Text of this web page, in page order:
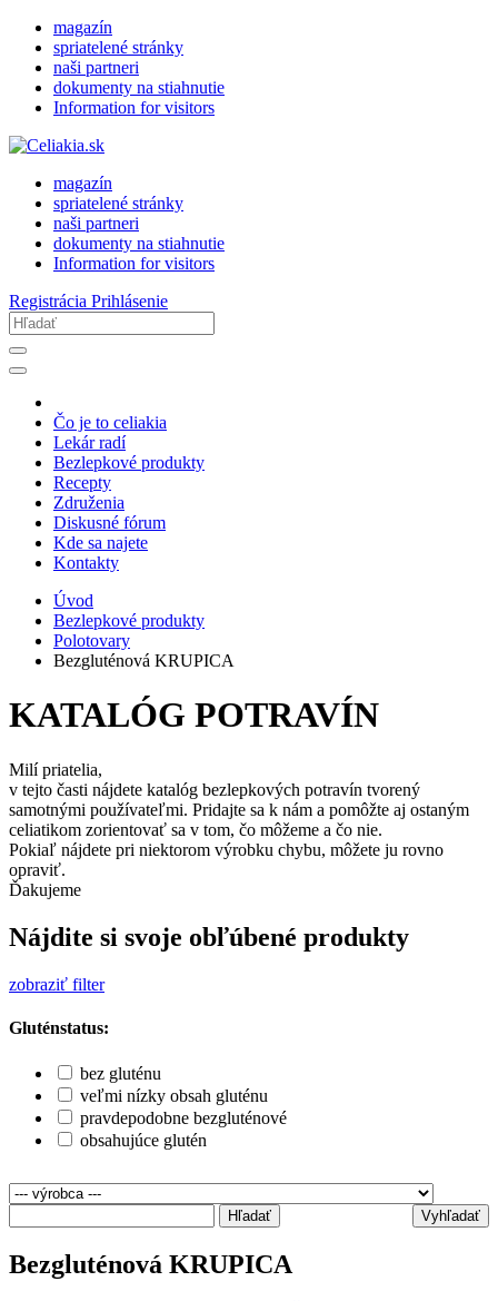
magazín
spriatelené stránky
naši partneri
dokumenty na stiahnutie
Information for visitors
magazín
spriatelené stránky
naši partneri
dokumenty na stiahnutie
Information for visitors
Registrácia Prihlásenie
Čo je to celiakia
Lekár radí
Bezlepkové produkty
Recepty
Združenia
Diskusné fórum
Kde sa najete
Kontakty
Úvod
Bezlepkové produkty
Polotovary
Bezgluténová KRUPICA
KATALÓG POTRAVÍN
Milí priatelia,
v tejto časti nájdete katalóg bezlepkových potravín tvorený
samotnými používateľmi. Pridajte sa k nám a pomôžte aj ostaným
celiatikom zorientovať sa v tom, čo môžeme a čo nie.
Pokiaľ nájdete pri niektorom výrobku chybu, môžete ju rovno
opraviť.
Ďakujeme
Nájdite si svoje obľúbené produkty
zobraziť filter
Gluténstatus:
bez gluténu
veľmi nízky obsah gluténu
pravdepodobne bezgluténové
obsahujúce glutén
Hľadať Vyhľadať
Bezgluténová KRUPICA